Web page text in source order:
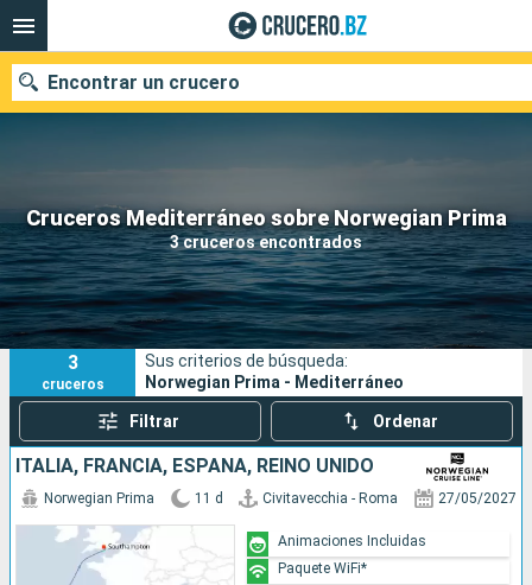
Cruceros Mediterráneo sobre Norwegian Prima
3 cruceros encontrados
Encontrar un crucero
Nuestros destinos
Fecha de salida
Puertos Compañías
Buscar
3
cruceros
Sus criterios de búsqueda:
Norwegian Prima - Mediterráneo
Filtrar Ordenar
ITALIA, FRANCIA, ESPAÑA, REINO UNIDO
Norwegian Prima 11 d Civitavecchia - Roma 27/05/2027
Animaciones Incluidas
Paquete WiFi*